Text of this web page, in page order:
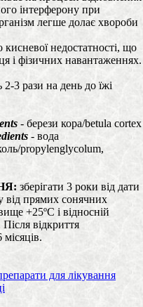
інтерферону при
легше долає хвороби
кисневої недостатності, що
і фізичних навантаженнях.
3 рази на день до їжі
- берези кора/betula сortex
- вода
propylenglycolum,
зберігати 3 роки від дати
від прямих сонячних
+25ºС і відносній
відкриття
для лікування